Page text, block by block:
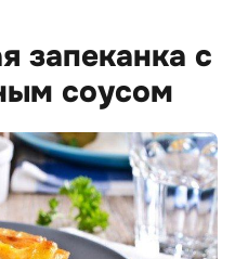
запеканка с
соусом